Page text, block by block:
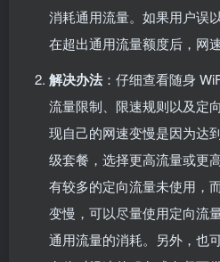
消耗通用流量。如果用户误
在超出通用流量额度后，网
解决办法：仔细查看随身
流量限制、限速规则以及定
现自己的网速变慢是因为达
级套餐，选择更高流量或更
有较多的定向流量未使用，
变慢，可以尽量使用定向流
通用流量的消耗。另外，也